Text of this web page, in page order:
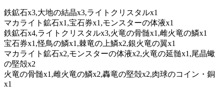
鉄鉱石x3,大地の結晶x3,ライトクリスタルx1
マカライト鉱石x1,宝石券x1,モンスターの体液x1
鉄鉱石x4,ライトクリスタルx3,火竜の骨髄x1,雌火竜の鱗x1
宝石券x1,怪鳥の鱗x1,棘竜の上鱗x2,銀火竜の翼x1
マカライト鉱石x2,モンスターの体液x2,火竜の延髄x1,尾晶蠍
の堅殻x2
火竜の骨髄x1,雌火竜の鱗x2,轟竜の堅殻x2,肉球のコイン・銅
x1